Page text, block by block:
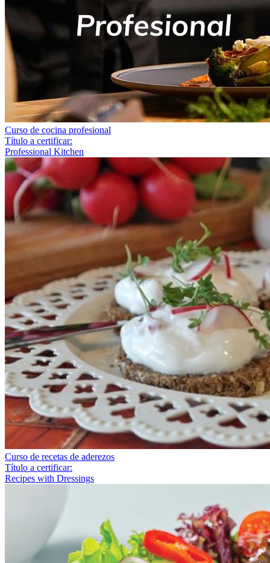
Curso de cocina profesional
Título a certificar:
Professional Kitchen
Curso de recetas de aderezos
Título a certificar:
Recipes with Dressings